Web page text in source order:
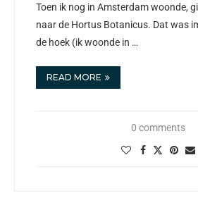
Toen ik nog in Amsterdam woonde,
naar de Hortus Botanicus. Dat was
de hoek (ik woonde in …
READ MORE
0 comments